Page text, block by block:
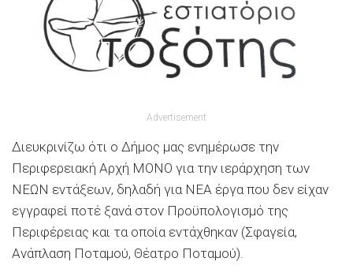
Advertisement
Διευκρινίζω ότι ο Δήμος μας ενημέρωσε την
Περιφερειακή Αρχή ΜΟΝΟ για την ιεράρχηση των
ΝΕΩΝ εντάξεων, δηλαδή για ΝΕΑ έργα που δεν είχαν
εγγραφεί ποτέ ξανά στον Προϋπολογισμό της
Περιφέρειας και τα οποία εντάχθηκαν (Σφαγεία,
Ανάπλαση Ποταμού, Θέατρο Ποταμού).